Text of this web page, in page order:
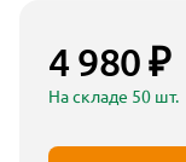
4 980 ₽
На складе 50 шт.